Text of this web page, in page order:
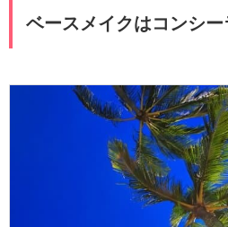
ベースメイクはコンシ